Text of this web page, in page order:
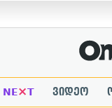
NE×T ვიდეო